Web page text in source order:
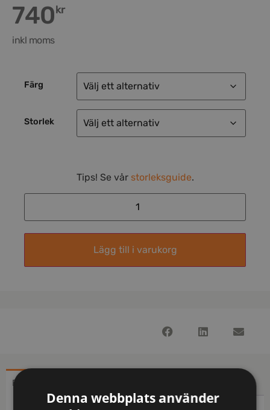
740kr
inkl moms
Färg
Storlek
Tips! Se vår storleksguide.
Lägg till i varukorg
BESKRIVNING
Denna webbplats använder